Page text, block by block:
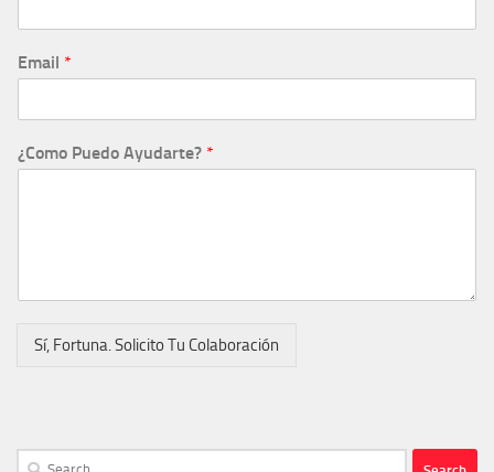
Email *
¿Como Puedo Ayudarte? *
Sí, Fortuna. Solicito Tu Colaboración
Search